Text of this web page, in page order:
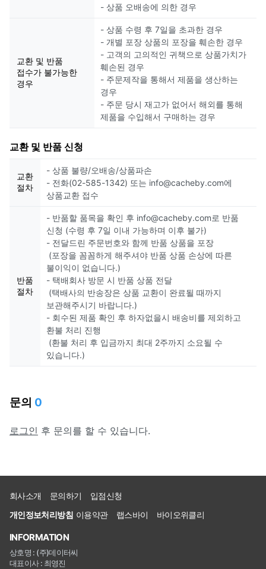
- 상품 오배송에 의한 경우
교환 및 반품
접수가 불가능한
경우
- 상품 수령 후 7일을 초과한 경우
- 개별 포장 상품의 포장을 훼손한 경우
- 고객의 고의적인 귀책으로 상품가치가
훼손된 경우
- 주문제작을 통해서 제품을 생산하는
경우
- 주문 당시 재고가 없어서 해외를 통해
제품을 수입해서 구매하는 경우
교환 및 반품 신청
교환
절차
- 상품 불량/오배송/상품파손
- 전화(02-585-1342) 또는 info@cacheby.com에
상품교환 접수
반품
절차
- 반품할 품목을 확인 후 info@cacheby.com로 반품
신청 (수령 후 7일 이내 가능하며 이후 불가)
- 전달드린 주문번호와 함께 반품 상품을 포장
(포장을 꼼꼼하게 해주셔야 반품 상품 손상에 따른
불이익이 없습니다.)
- 택배회사 방문 시 반품 상품 전달
(택배사의 반송장은 상품 교환이 완료될 때까지
보관해주시기 바랍니다.)
- 회수된 제품 확인 후 하자없을시 배송비를 제외하고
환불 처리 진행
(환불 처리 후 입금까지 최대 2주까지 소요될 수
있습니다.)
문의 0
로그인 후 문의를 할 수 있습니다.
회사소개 문의하기
입점신청
개인정보처리방침 이용약관 랩스바이 바이오위클리
INFORMATION
상호명 : (주)데이터씨
대표이사 : 최영진